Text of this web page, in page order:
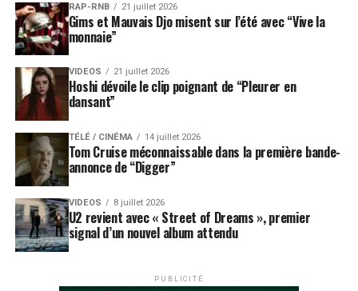
RAP-RNB 21 juillet 2026
Gims et Mauvais Djo misent sur l’été avec “Vive la
monnaie”
VIDEOS 21 juillet 2026
Hoshi dévoile le clip poignant de “Pleurer en
dansant”
TÉLÉ / CINÉMA 14 juillet 2026
Tom Cruise méconnaissable dans la première bande-
annonce de “Digger”
VIDEOS 8 juillet 2026
U2 revient avec « Street of Dreams », premier
signal d’un nouvel album attendu
PUBLICITÉ